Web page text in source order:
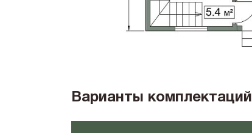
Варианты комплектаций